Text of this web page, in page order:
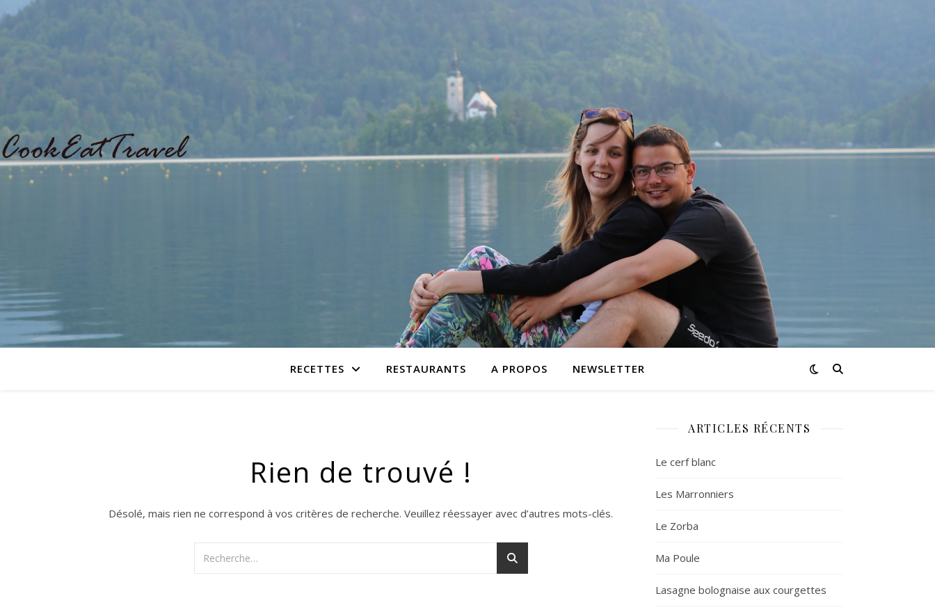
RECETTES RESTAURANTS A PROPOS NEWSLETTER
Rien de trouvé !
Désolé, mais rien ne correspond à vos critères de recherche. Veuillez réessayer avec d’autres mots-clés.
ARTICLES RÉCENTS
Le cerf blanc
Les Marronniers
Le Zorba
Ma Poule
Lasagne bolognaise aux courgettes